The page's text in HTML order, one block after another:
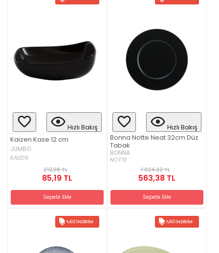
Hızlı Bakış
Kaizen Kase 12 cm
JUMBO
KAIZEN
212,98 TL
85,19 TL
Sepete Ekle
Hızlı Bakış
Bonna Notte Neat 32cm Düz
Tabak
BONNA
NOTTE
1.024,32 TL
563,38 TL
Sepete Ekle
%60 İNDIRIM %50 İNDIRIM